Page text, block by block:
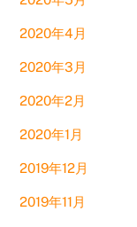
2020年4月
2020年3月
2020年2月
2020年1月
2019年12月
2019年11月